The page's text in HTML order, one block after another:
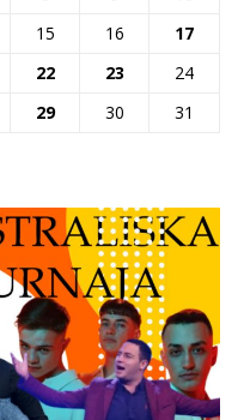
15 16
17
22 23
24
29 30 31